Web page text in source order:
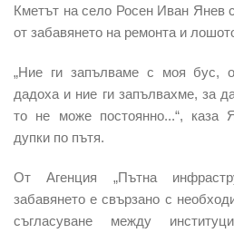
Кметът на село Росен Иван Янев
от забавянето на ремонта и
„Ние ги запълваме с моя бус,
дадоха и ние ги запълвахме, за
то не може постоянно...“, каза
дупки по пътя.
От Агенция „Пътна
забавянето е свързано с
съгласуване между